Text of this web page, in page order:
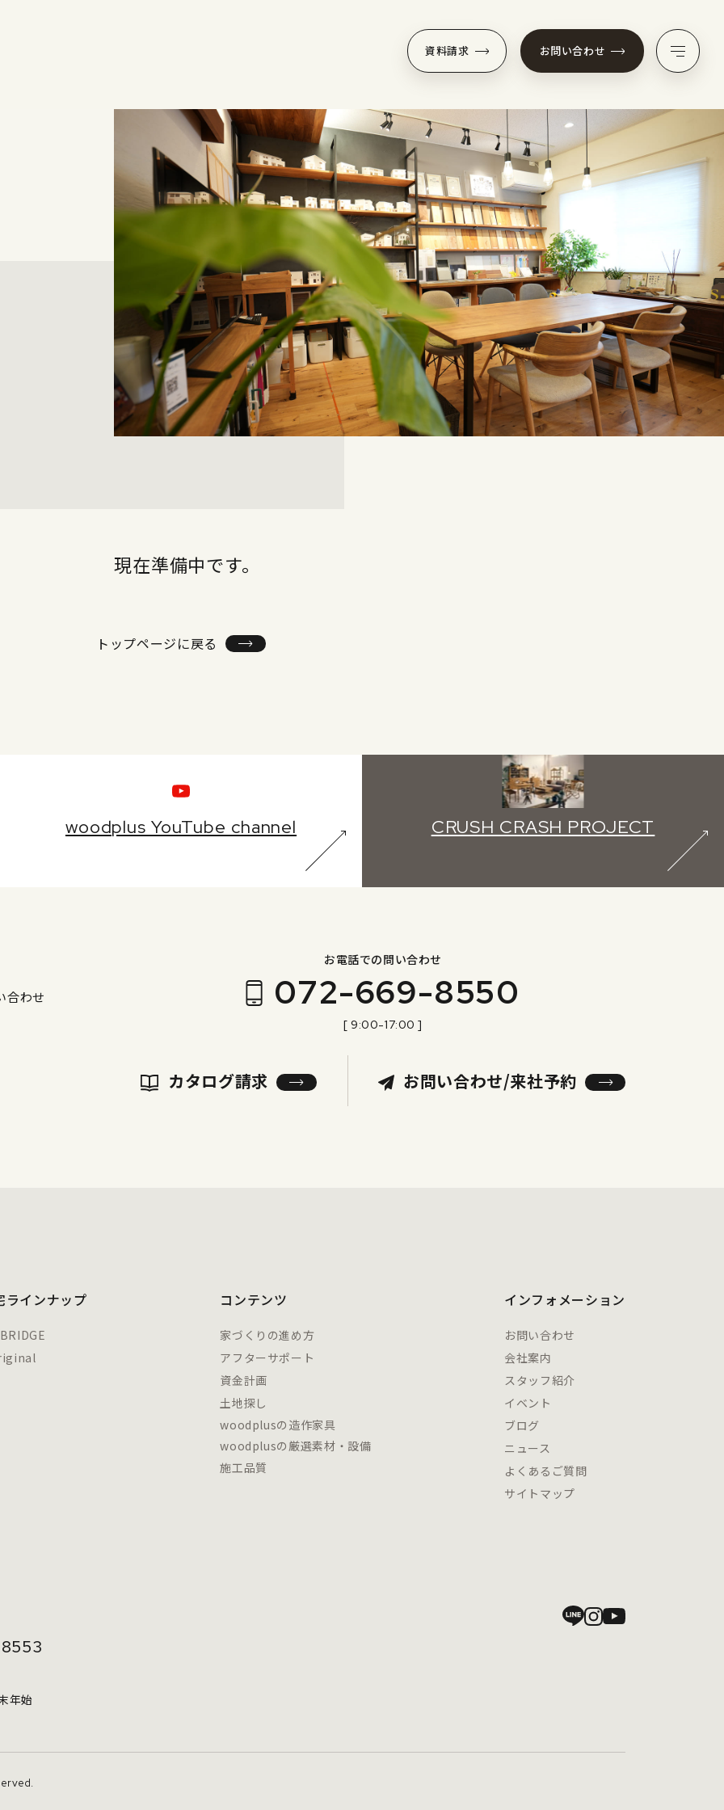
資料請求 お問い合わせ
現在準備中です。
トップページに戻る
woodplus YouTube channel CRUSH CRASH PROJECT
合わせ
お電話での問い合わせ
072-669-8550
[ 9:00-17:00 ]
カタログ請求 お問い合わせ/来社予約
ラインナップ コンテンツ
家づくりの進め方
アフターサポート
資金計画
土地探し
woodplusの造作家具
woodplusの厳選素材・設備
施工品質
インフォメーション
お問い合わせ
会社案内
スタッフ紹介
イベント
ブログ
ニュース
よくあるご質問
サイトマップ
年始